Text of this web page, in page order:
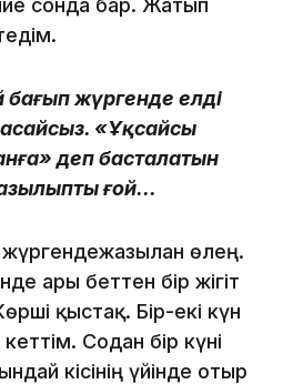
сонда бар. Жатып
жүргенде елді
«Ұқсайсың
деп басталатын
ғой...
өлең.
арғы беттен бір жігіт
қыстақ. Бір-екі күн
Содан бір күні
кісінің үйінде отыр